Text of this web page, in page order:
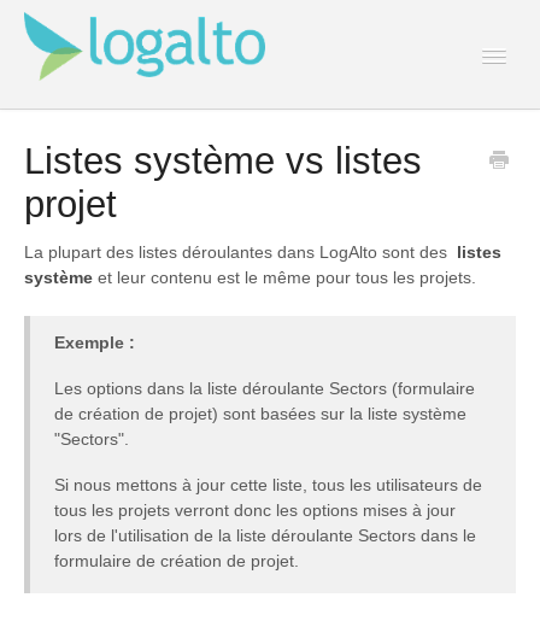
Listes système vs listes
projet
La plupart des listes déroulantes dans LogAlto sont des listes
système et leur contenu est le même pour tous les projets.
Exemple :
Les options dans la liste déroulante Sectors (formulaire
de création de projet) sont basées sur la liste système
"Sectors".
Si nous mettons à jour cette liste, tous les utilisateurs de
tous les projets verront donc les options mises à jour
lors de l'utilisation de la liste déroulante Sectors dans le
formulaire de création de projet.